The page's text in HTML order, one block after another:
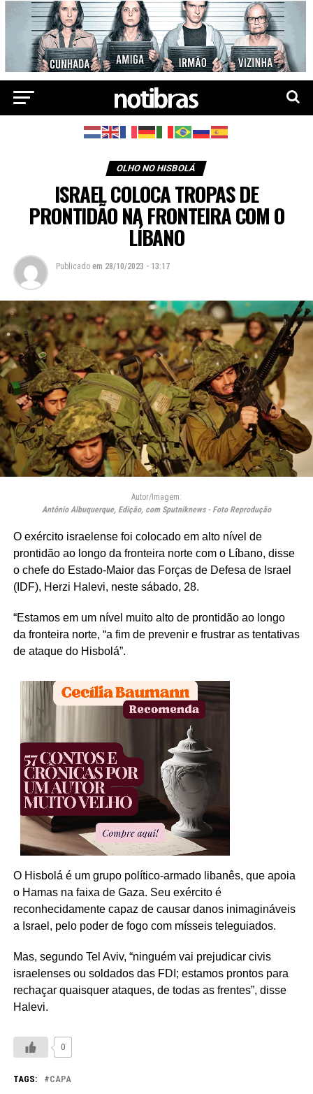
OLHO NO HISBOLÁ
ISRAEL COLOCA TROPAS DE
PRONTIDÃO NA FRONTEIRA COM O
LÍBANO
Publicado em 28/10/2023 - 13:17
Autor/Imagem:
Antônio Albuquerque, Edição, com Sputniknews - Foto Reprodução
O exército israelense foi colocado em alto nível de
prontidão ao longo da fronteira norte com o Líbano, disse
o chefe do Estado-Maior das Forças de Defesa de Israel
(IDF), Herzi Halevi, neste sábado, 28.
“Estamos em um nível muito alto de prontidão ao longo
da fronteira norte, “a fim de prevenir e frustrar as tentativas
de ataque do Hisbolá”.
O Hisbolá é um grupo político-armado libanês, que apoia
o Hamas na faixa de Gaza. Seu exército é
reconhecidamente capaz de causar danos inimagináveis
a Israel, pelo poder de fogo com mísseis teleguiados.
Mas, segundo Tel Aviv, “ninguém vai prejudicar civis
israelenses ou soldados das FDI; estamos prontos para
rechaçar quaisquer ataques, de todas as frentes”, disse
Halevi.
0
TAGS: CAPA